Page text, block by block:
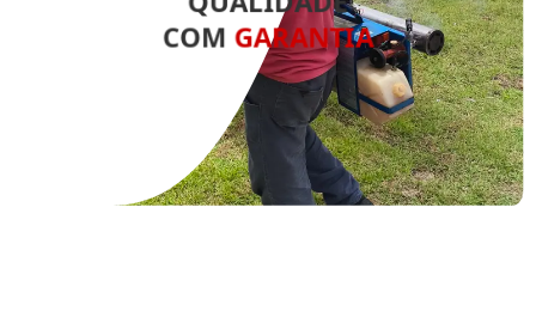
COM GARANTIA